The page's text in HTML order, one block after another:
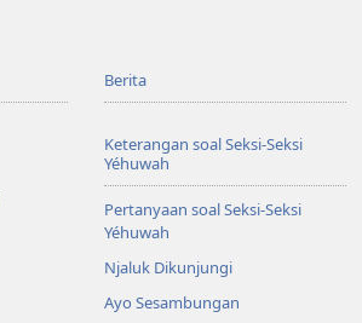
Berita
Keterangan soal Seksi-Seksi
Yéhuwah
Pertanyaan soal Seksi-Seksi
Yéhuwah
Njaluk Dikunjungi
Ayo Sesambungan